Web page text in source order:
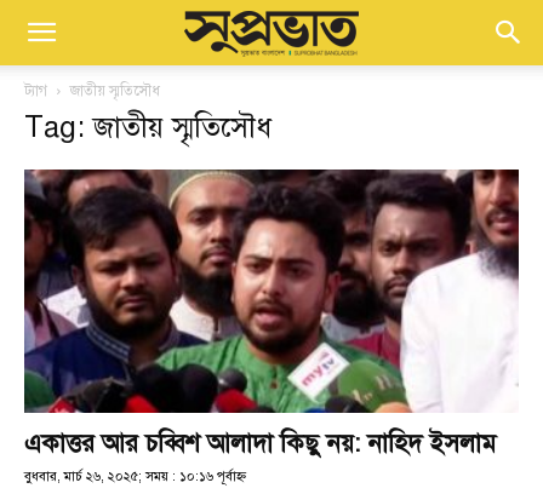
ট্যাগ জাতীয় স্মৃতিসৌধ
Tag: জাতীয় স্মৃতিসৌধ
একাত্তর আর চব্বিশ আলাদা কিছু নয়: নাহিদ ইসলাম
বুধবার, মার্চ ২৬, ২০২৫; সময় : ১০:১৬ পূর্বাহ্ণ